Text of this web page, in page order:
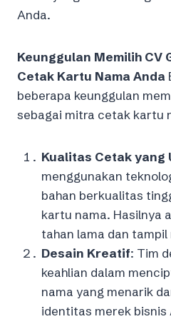
Anda.
Keunggulan Memilih CV
Cetak Kartu Nama Anda
beberapa keunggulan
sebagai mitra cetak kartu
Kualitas Cetak yang
menggunakan
bahan berkualitas
kartu nama. Hasilnya
tahan lama dan tampil
Desain Kreatif: Tim
keahlian dalam
nama yang menarik
identitas merek bisnis